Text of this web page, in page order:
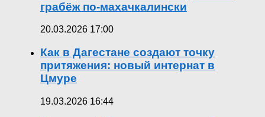
грабёж по-махачкалински
20.03.2026 17:00
Как в Дагестане создают точку
притяжения: новый интернат в
Цмуре
19.03.2026 16:44